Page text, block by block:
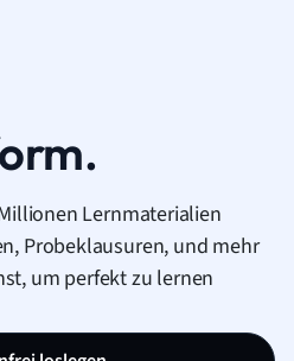
Lernmaterialien
Probeklausuren, und mehr
um perfekt zu lernen